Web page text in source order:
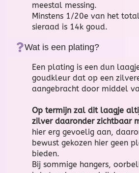
meestal messing.
Minstens 1/20e van het
sieraad is 14k goud.
Wat is een plating?
Een plating is een dun
goudkleur dat op een
aangebracht door middel
Op termijn zal dit laagje
zilver daaronder zichtbaar
hier erg gevoelig aan,
bewust gekozen hier geen
bieden.
Bij sommige hangers,